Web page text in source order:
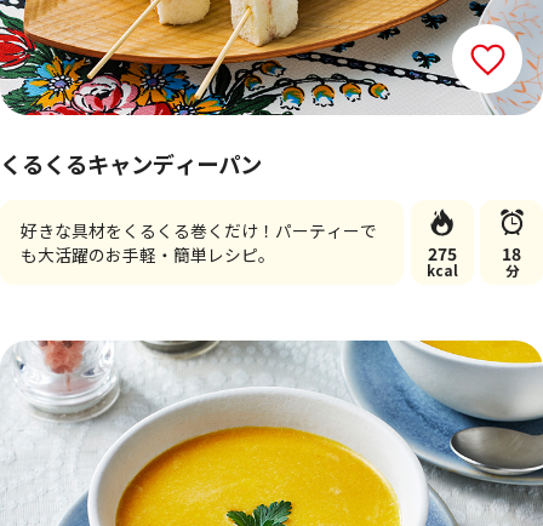
くるくるキャンディーパン
好きな具材をくるくる巻くだけ！パーティーで
も大活躍のお手軽・簡単レシピ。
275
kcal
18
分